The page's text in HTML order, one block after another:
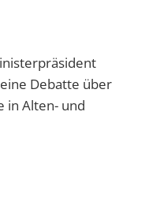
Debatte über
in Alten- und